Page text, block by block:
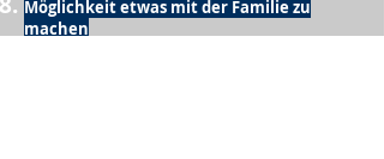
Möglichkeit etwas mit der Familie zu
machen